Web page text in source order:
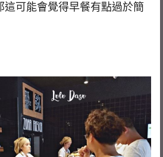
這可能會覺得早餐有點過於簡